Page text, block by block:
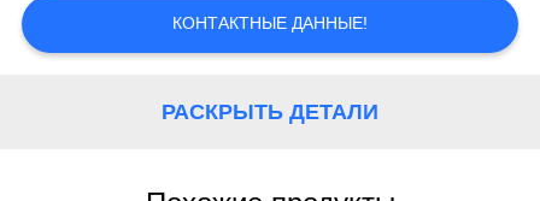
КАРТА
САЙТА
КОНТАКТНЫЕ ДАННЫЕ!
РАСКРЫТЬ ДЕТАЛИ